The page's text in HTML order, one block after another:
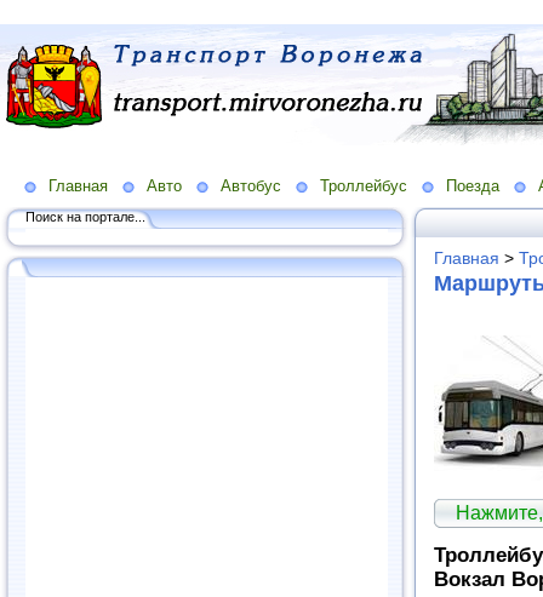
Главная Авто Автобус Троллейбус Поезда
Поиск на портале...
Главная >
Вокзал